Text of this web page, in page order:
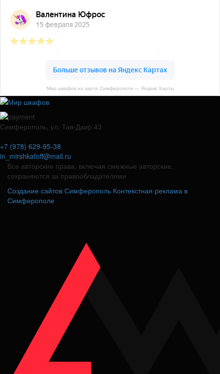
Мир шкафов на карте Симферополя — Яндекс Карты
Симферополь, ул. Тав-Даир 43
+7 (978) 629-95-38
in_mirshkafoff@mail.ru
Все авторские права, включая смежные авторские,
сохраняются за правообладателями
Создание сайтов Симферополь Контекстная реклама в
Симферополе